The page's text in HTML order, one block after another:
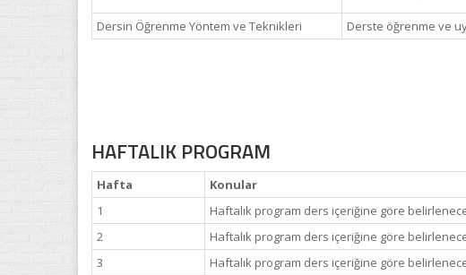
Dersin Öğrenme Yöntem ve Teknikleri Derste öğrenme ve
HAFTALIK PROGRAM
Hafta Konular
1
Haftalık program ders içeriğine göre
2
Haftalık program ders içeriğine göre
3
Haftalık program ders içeriğine göre